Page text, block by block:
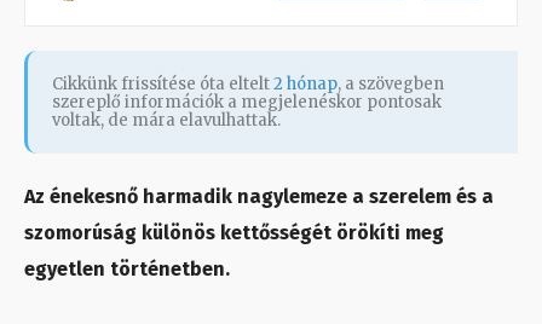
Cikkünk frissítése óta eltelt2 hónap, a szövegben
szereplő információk a megjelenéskor pontosak
voltak, de mára elavulhattak.
Az énekesnő harmadik nagylemeze a szerelem és a
szomorúság különös kettősségét örökíti meg
egyetlen történetben.